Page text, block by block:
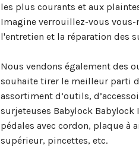
les plus courants et aux
Imagine verrouillez-vous
l'entretien et la réparation des
Nous vendons également des
souhaite tirer le meilleur parti
assortiment d’outils,
surjeteuses Babylock
pédales avec cordon, plaque
supérieur, pincettes, etc.